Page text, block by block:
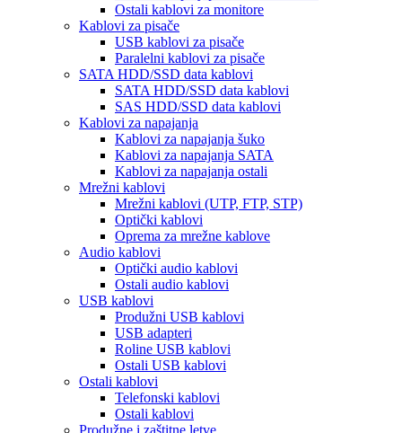
Ostali kablovi za monitore
Kablovi za pisače
USB kablovi za pisače
Paralelni kablovi za pisače
SATA HDD/SSD data kablovi
SATA HDD/SSD data kablovi
SAS HDD/SSD data kablovi
Kablovi za napajanja
Kablovi za napajanja šuko
Kablovi za napajanja SATA
Kablovi za napajanja ostali
Mrežni kablovi
Mrežni kablovi (UTP, FTP, STP)
Optički kablovi
Oprema za mrežne kablove
Audio kablovi
Optički audio kablovi
Ostali audio kablovi
USB kablovi
Produžni USB kablovi
USB adapteri
Roline USB kablovi
Ostali USB kablovi
Ostali kablovi
Telefonski kablovi
Ostali kablovi
Produžne i zaštitne letve